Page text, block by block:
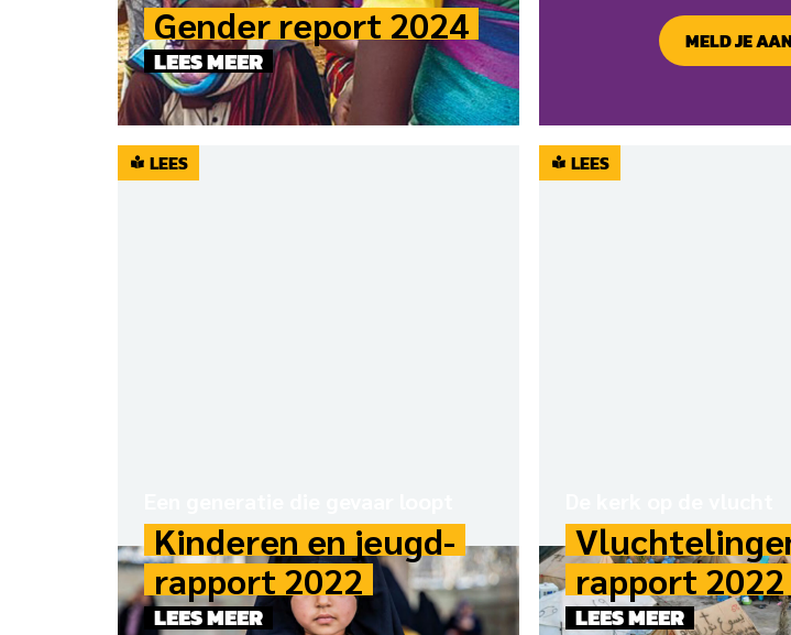
Gender report 2024
LEES MEER
LEES
Kinderen en jeugd­
rapport 2022
LEES MEER
LEES
rapport 2022
LEES MEER
MELD JE